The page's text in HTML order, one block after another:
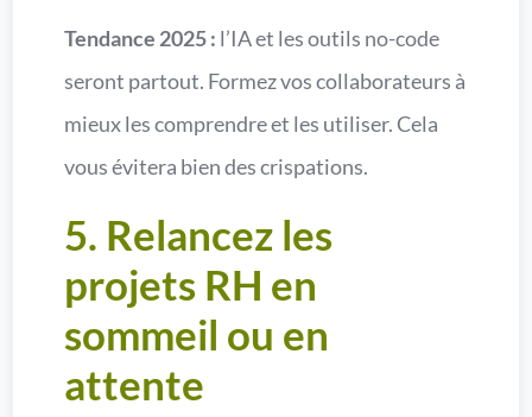
Tendance 2025 : l’IA et les outils no-code
seront partout. Formez vos collaborateurs à
mieux les comprendre et les utiliser. Cela
vous évitera bien des crispations.
5. Relancez les
projets RH en
sommeil ou en
attente